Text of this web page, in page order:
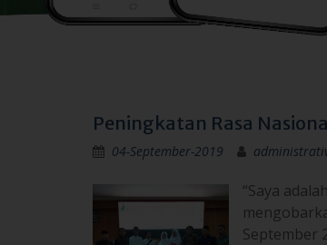
Peningkatan Rasa
04-September-2019
“Saya
September